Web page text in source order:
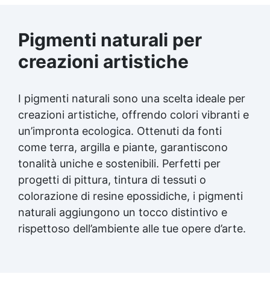
Pigmenti naturali per
creazioni artistiche
I pigmenti naturali sono una scelta ideale per
creazioni artistiche, offrendo colori vibranti e
un’impronta ecologica. Ottenuti da fonti
come terra, argilla e piante, garantiscono
tonalità uniche e sostenibili. Perfetti per
progetti di pittura, tintura di tessuti o
colorazione di resine epossidiche, i pigmenti
naturali aggiungono un tocco distintivo e
rispettoso dell’ambiente alle tue opere d’arte.